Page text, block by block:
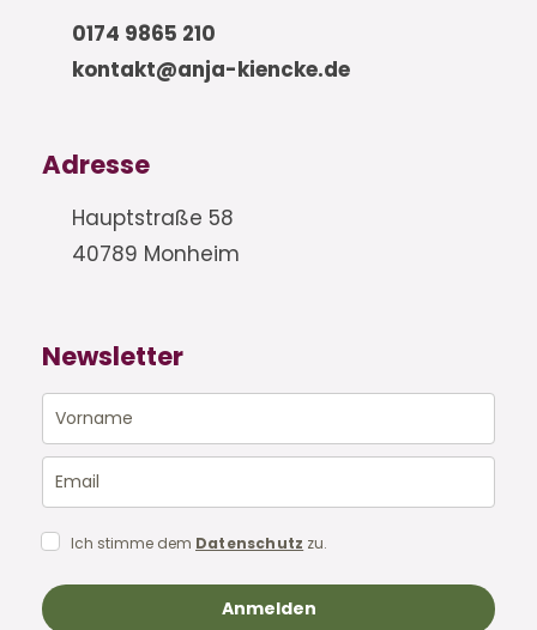
0174 9865 210
kontakt@anja-kiencke.de
Adresse
Hauptstraße 58
40789 Monheim
Newsletter
Ich stimme dem Datenschutz zu.
Anmelden